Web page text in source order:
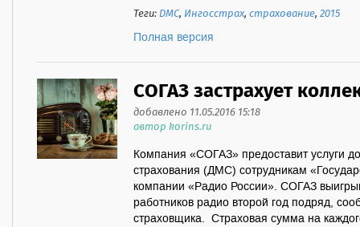
Теги:ДМС, Ингосстрах,страхование,2015
Полная версия
СОГАЗ застрахует
добавлено 11.05.2016 15:18
автор korins.ru
Компания «СОГАЗ» предоставит услуги
страхования (ДМС) сотрудникам
компании «Радио России». СОГАЗ
работников радио второй год подряд,
страховщика. Страховая сумма на